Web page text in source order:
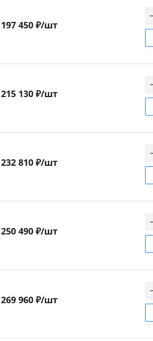
197 450 ₽/шт
215 130 ₽/шт
232 810 ₽/шт
250 490 ₽/шт
269 960 ₽/шт